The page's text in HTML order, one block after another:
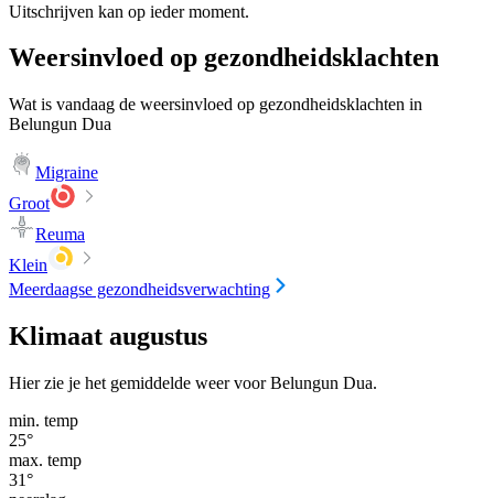
Uitschrijven kan op ieder moment.
Weersinvloed op gezondheidsklachten
Wat is vandaag de weersinvloed op gezondheidsklachten in
Belungun Dua
Migraine
Groot
Reuma
Klein
Meerdaagse gezondheidsverwachting
Klimaat augustus
Hier zie je het gemiddelde weer voor Belungun Dua.
min. temp
25°
max. temp
31°